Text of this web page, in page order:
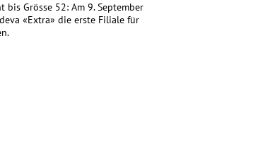
Grösse 52: Am 9. September
«Extra» die erste Filiale für